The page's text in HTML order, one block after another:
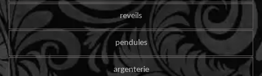
reveils
pendules
argenterie